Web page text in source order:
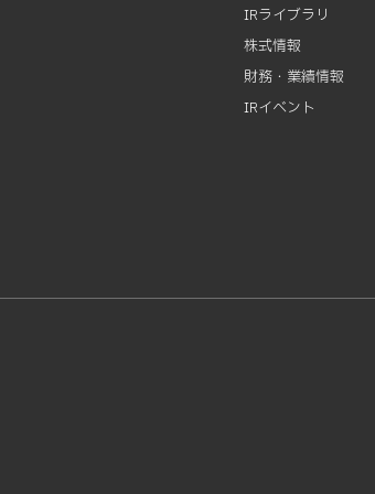
IRライブラリ
株式情報
財務・業績情報
IRイベント